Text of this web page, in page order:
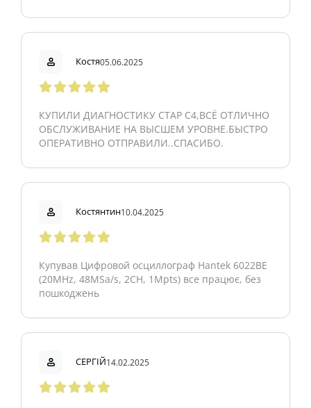
Костя05.06.2025
КУПИЛИ ДИАГНОСТИКУ СТАР С4,ВСЁ ОТЛИЧНО
ОБСЛУЖИВАНИЕ НА ВЫСШЕМ УРОВНЕ.БЫСТРО
ОПЕРАТИВНО ОТПРАВИЛИ..СПАСИБО.
Костянтин10.04.2025
Купував Цифровой осциллограф Hantek 6022BE
(20MHz, 48MSa/s, 2CH, 1Mpts) все працює, без
пошкоджень
СЕРГІЙ14.02.2025